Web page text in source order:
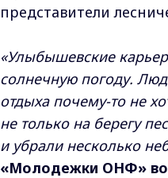
представители
«Улыбышевские
солнечную погоду.
отдыха почему-то не
не только на берегу
и убрали несколько
«Молодежки ОНФ» во